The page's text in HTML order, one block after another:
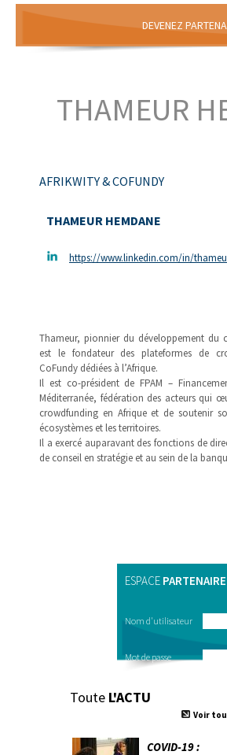
DEVENEZ
THAMEUR
AFRIKWITY & COFUNDY
THAMEUR HEMDANE
https://www.linkedin.com/in/
Thameur, pionnier du développement du
est le fondateur des plateformes de
CoFundy dédiées à l’Afrique.
Il est co-président de FPAM –
Méditerranée, fédération des acteurs qui
crowdfunding en Afrique et de soutenir
écosystèmes et les territoires.
Il a exercé auparavant des fonctions de
de conseil en stratégie et au sein de la
ESPACE PARTENAIRE
Nom d'utilisateur
Mot de passe
Toute L'ACTU
Voir
COVID-19 :